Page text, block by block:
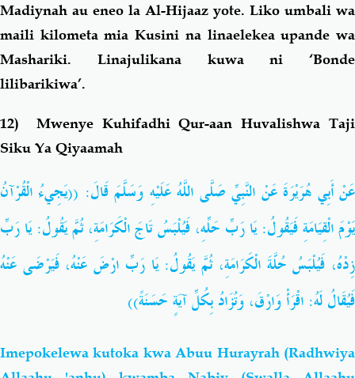
Madiynah au eneo la Al-Hijaaz yote. Liko umbali wa
maili kilometa mia Kusini na linaelekea upande wa
Mashariki. Linajulikana kuwa ni ‘Bonde
lilibarikiwa’.
12) Mwenye Kuhifadhi Qur-aan Huvalishwa Taji
Siku Ya Qiyaamah
عَنْ أَبِي هُرَيْرَةَ عَنْ النَّبِيِّ صَلَّى اللَّهُ عَلَيْهِ وَسَلَّمَ قَالَ: ((يَجِيءُ الْقُرْآنُ
يَوْمَ الْقِيَامَةِ فَيَقُولُ: يَا رَبِّ حَلِّهِ، فَيُلْبَسُ تَاجَ الْكَرَامَةِ، ثُمَّ يَقُولُ: يَا رَبِّ
زِدْهُ، فَيُلْبَسُ حُلَّةَ الْكَرَامَةِ، ثُمَّ يَقُولُ: يَا رَبِّ ارْضَ عَنْهُ، فَيَرْضَى عَنْهُ
فَيُقَالُ لَهُ: اقْرَأْ وَارْقَ، وَتُزَادُ بِكُلِّ آيَةٍ حَسَنَةً))
Imepokelewa kutoka kwa Abuu Hurayrah (Radhwiya